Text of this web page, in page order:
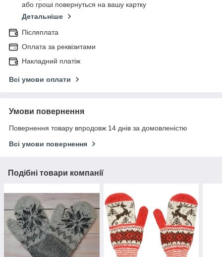
або гроші повернуться на вашу картку
Детальніше
Післяплата
Оплата за реквізитами
Накладний платіж
Всі умови оплати
Умови повернення
Повернення товару впродовж 14 днів за домовленістю
Всі умови повернення
Подібні товари компанії